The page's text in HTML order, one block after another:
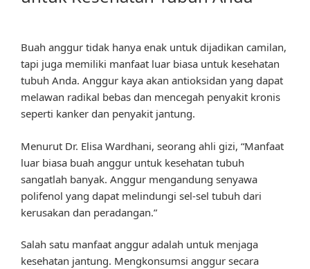
Buah anggur tidak hanya enak untuk dijadikan camilan,
tapi juga memiliki manfaat luar biasa untuk kesehatan
tubuh Anda. Anggur kaya akan antioksidan yang dapat
melawan radikal bebas dan mencegah penyakit kronis
seperti kanker dan penyakit jantung.
Menurut Dr. Elisa Wardhani, seorang ahli gizi, “Manfaat
luar biasa buah anggur untuk kesehatan tubuh
sangatlah banyak. Anggur mengandung senyawa
polifenol yang dapat melindungi sel-sel tubuh dari
kerusakan dan peradangan.”
Salah satu manfaat anggur adalah untuk menjaga
kesehatan jantung. Mengkonsumsi anggur secara